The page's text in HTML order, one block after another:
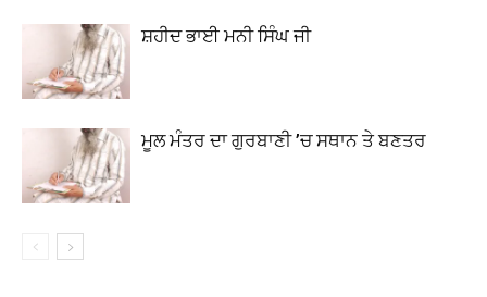
ਸ਼ਹੀਦ ਭਾਈ ਮਨੀ ਸਿੰਘ ਜੀ
ਮੂਲ ਮੰਤਰ ਦਾ ਗੁਰਬਾਣੀ ’ਚ ਸਥਾਨ ਤੇ ਬਣਤਰ